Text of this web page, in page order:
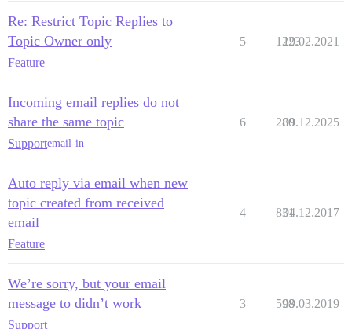
Re: Restrict Topic Replies to
Topic Owner only
Feature
5 1223
19.02.2021
Incoming email replies do not
share the same topic
Supportemail-in
6 280
09.12.2025
Auto reply via email when new
topic created from received
email
Feature
4 831
04.12.2017
We’re sorry, but your email
message to didn’t work
Support
3 598
09.03.2019